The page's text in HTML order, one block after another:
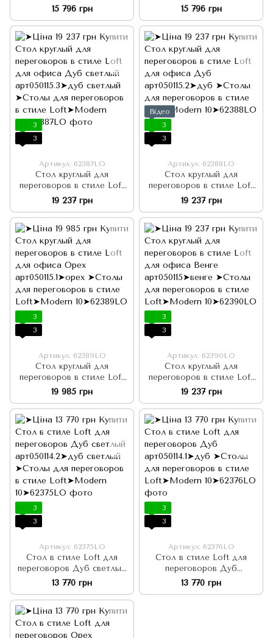
арт050116
15 796 грн
арт050116.2
15 796 грн
3
3
Артикул: 62387LO
Стол круглый для
переговоров в стиле Loft
для офиса Дуб светлый
арт050115.3
19 237 грн
Відео
3
3
Артикул: 62388LO
Стол круглый для
переговоров в стиле Loft
для офиса Дуб арт050115.2
19 237 грн
3
3
Артикул: 62389LO
Стол круглый для
переговоров в стиле Loft
для офиса Орех арт050115.1
19 985 грн
3
3
Артикул: 62390LO
Стол круглый для
переговоров в стиле Loft
для офиса Венге арт050115
19 237 грн
3
3
Артикул: 62375LO
Стол в стиле Loft для
переговоров Дуб светлый
арт050114.2
13 770 грн
3
3
Артикул: 62376LO
Стол в стиле Loft для
переговоров Дуб
арт050114.1
13 770 грн